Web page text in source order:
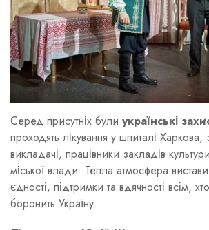
Серед присутніх були українські
проходять лікування у шпиталі Харкова,
викладачі, працівники закладів
міської влади. Тепла атмосфера вистави
єдності, підтримки та вдячності всім,
боронить Україну.